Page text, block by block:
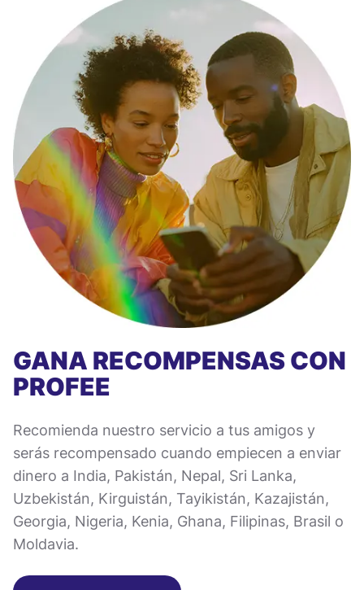
GANA RECOMPENSAS CON
PROFEE
Recomienda nuestro servicio a tus amigos y
serás recompensado cuando empiecen a enviar
dinero a India, Pakistán, Nepal, Sri Lanka,
Uzbekistán, Kirguistán, Tayikistán, Kazajistán,
Georgia, Nigeria, Kenia, Ghana, Filipinas, Brasil o
Moldavia.